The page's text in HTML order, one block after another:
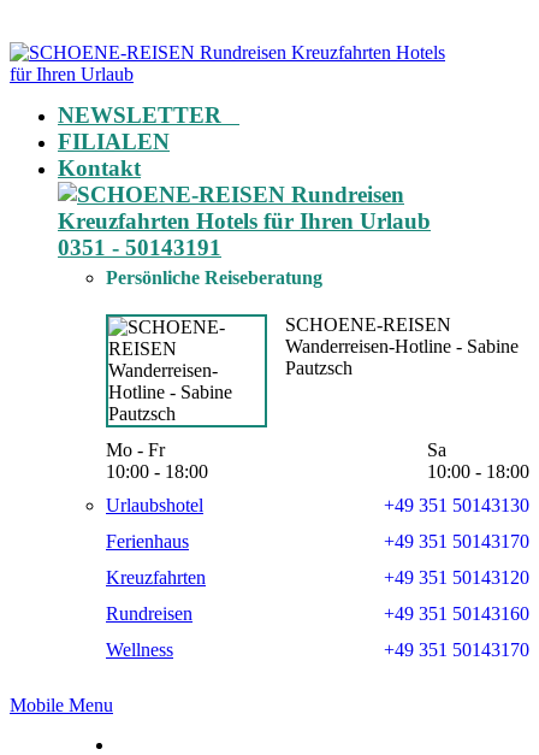
NEWSLETTER
FILIALEN
Kontakt
0351 - 50143191
Persönliche Reiseberatung
SCHOENE-REISEN
Wanderreisen-Hotline - Sabine
Pautzsch
Sa
10:00 - 18:00
Mo - Fr
10:00 - 18:00
Urlaubshotel
+49 351 50143130
Ferienhaus
+49 351 50143170
Kreuzfahrten
+49 351 50143120
Rundreisen
+49 351 50143160
Wellness
+49 351 50143170
Mobile Menu